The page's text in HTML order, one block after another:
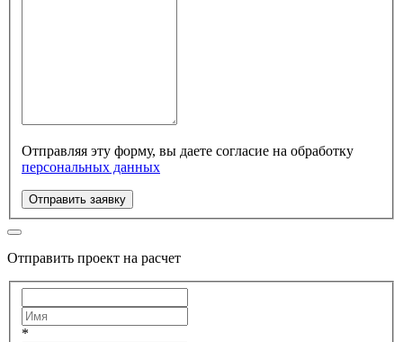
Отправляя эту форму, вы даете согласие на обработку
персональных данных
Отправить заявку
Отправить проект на расчет
*